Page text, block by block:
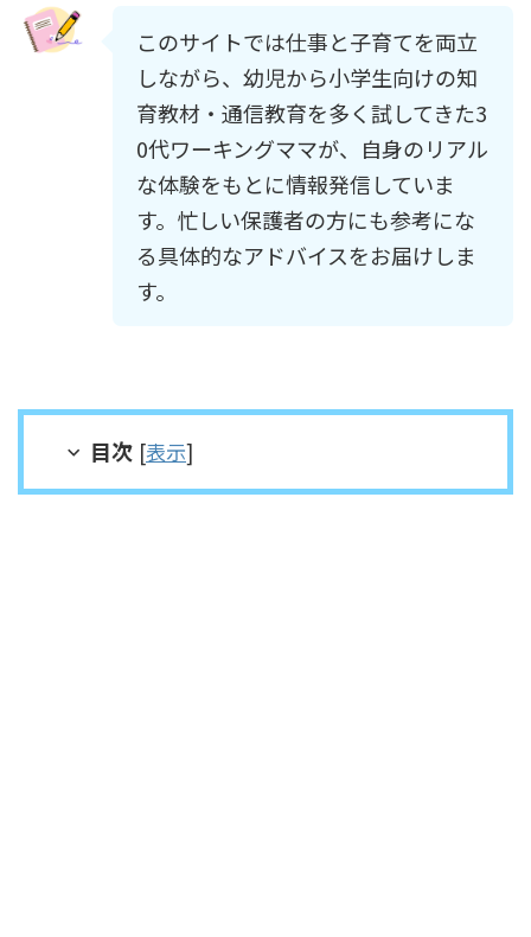
このサイトでは仕事と子育てを両立
しながら、幼児から小学生向けの知
育教材・通信教育を多く試してきた3
0代ワーキングママが、自身のリアル
な体験をもとに情報発信していま
す。忙しい保護者の方にも参考にな
る具体的なアドバイスをお届けしま
す。
目次 [表示]